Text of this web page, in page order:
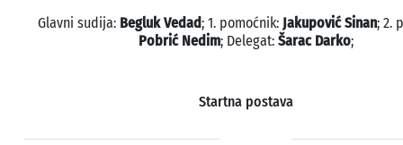
Glavni sudija: Begluk Vedad; 1. pomoćnik: Jakupović Sinan; 2.
Pobrić Nedim; Delegat: Šarac Darko;
Startna postava